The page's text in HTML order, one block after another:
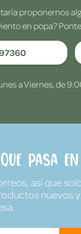
proponernos
en popa?
a Viernes, de
pasa en
así que
nuevos